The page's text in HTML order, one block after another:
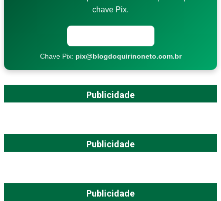
chave Pix.
Chave Pix: pix@blogdoquirinoneto.com.br
Publicidade
Publicidade
Publicidade